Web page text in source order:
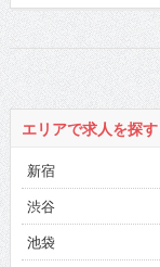
エリアで求人を探す
新宿
渋谷
池袋